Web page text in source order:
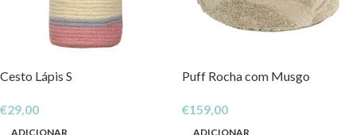
Cesto Lápis S
€29,00
ADICIONAR
Puff Rocha com Musgo
€159,00
ADICIONAR